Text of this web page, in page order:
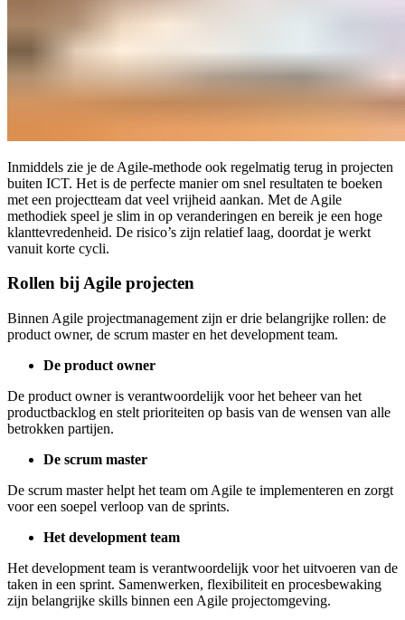
Inmiddels zie je de Agile-methode ook regelmatig terug in projecten
buiten ICT. Het is de perfecte manier om snel resultaten te boeken
met een projectteam dat veel vrijheid aankan. Met de Agile
methodiek speel je slim in op veranderingen en bereik je een hoge
klanttevredenheid. De risico’s zijn relatief laag, doordat je werkt
vanuit korte cycli.
Rollen bij Agile projecten
Binnen Agile projectmanagement zijn er drie belangrijke rollen: de
product owner, de scrum master en het development team.
De product owner
De product owner is verantwoordelijk voor het beheer van het
productbacklog en stelt prioriteiten op basis van de wensen van alle
betrokken partijen.
De scrum master
De scrum master helpt het team om Agile te implementeren en zorgt
voor een soepel verloop van de sprints.
Het development team
Het development team is verantwoordelijk voor het uitvoeren van de
taken in een sprint. Samenwerken, flexibiliteit en procesbewaking
zijn belangrijke skills binnen een Agile projectomgeving.